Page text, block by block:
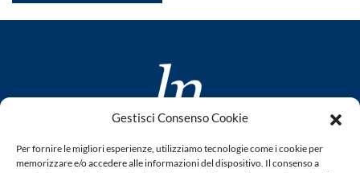
Gestisci Consenso Cookie
Per fornire le migliori esperienze, utilizziamo tecnologie come i cookie per
memorizzare e/o accedere alle informazioni del dispositivo. Il consenso a
www.laletteraturaenoi.it
fondato da Romano Luperini